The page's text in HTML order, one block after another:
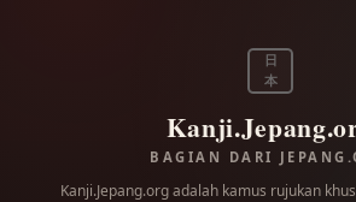
日
本
BAGIAN DARI
Kanji.Jepang.org adalah kamus rujukan